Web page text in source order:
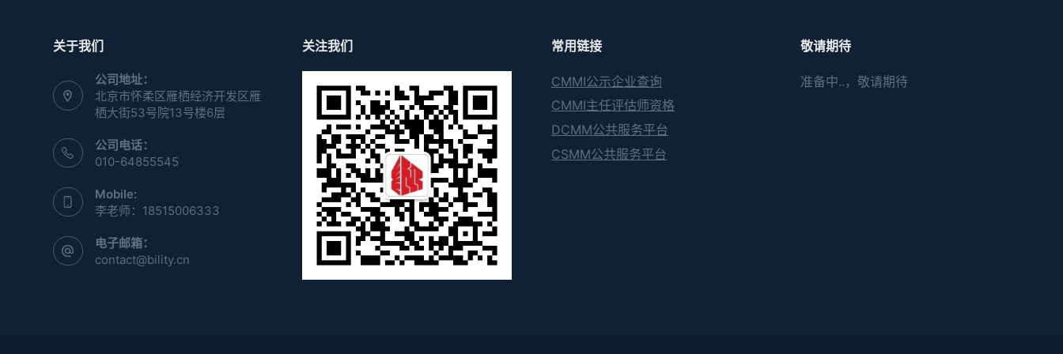
关于我们
公司地址：
北京市怀柔区雁栖经济开发区雁
栖大街53号院13号楼6层
公司电话：
010-64855545
Mobile:
李老师：18515006333
电子邮箱：
contact@bility.cn
关注我们 常用链接
CMMI公示企业查询
CMMI主任评估师资格
DCMM公共服务平台
CSMM公共服务平台
敬请期待
准备中..，敬请期待